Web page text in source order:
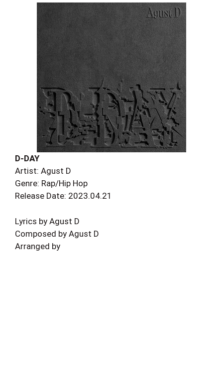
D-DAY
Artist: Agust D
Genre: Rap/Hip Hop
Release Date: 2023.04.21
Lyrics by Agust D
Composed by Agust D
Arranged by